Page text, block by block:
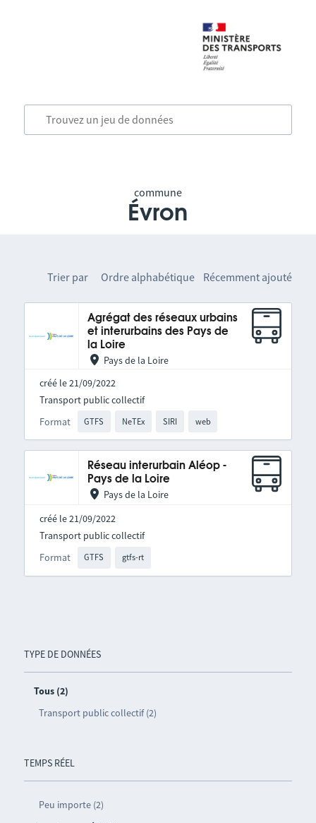
commune
Évron
TYPE DE DONNÉES
Tous (2)
Transport public collectif (2)
TEMPS RÉEL
Peu importe (2)
Trier par Ordre alphabétique Récemment ajouté
Agrégat des réseaux urbains
et interurbains des Pays de
la Loire
Pays de la Loire
créé le 21/09/2022
Format GTFS NeTEx SIRI web
Transport public collectif
Réseau interurbain Aléop -
Pays de la Loire
Pays de la Loire
créé le 21/09/2022
Format GTFS gtfs-rt
Transport public collectif